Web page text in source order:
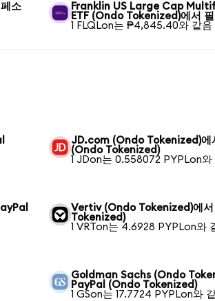
소
Franklin US Large Cap
ETF (Ondo Tokenized)에서
1 FLQLon는 ₱4,845.40와 같음
JD.com (Ondo Tokenized)에
(Ondo Tokenized)
1 JDon는 0.558072 PYPLon와
Vertiv (Ondo Tokenized)에
Tokenized)
1 VRTon는 4.6928 PYPLon와
Goldman Sachs (Ondo
PayPal (Ondo Tokenized)
1 GSon는 17.7724 PYPLon와